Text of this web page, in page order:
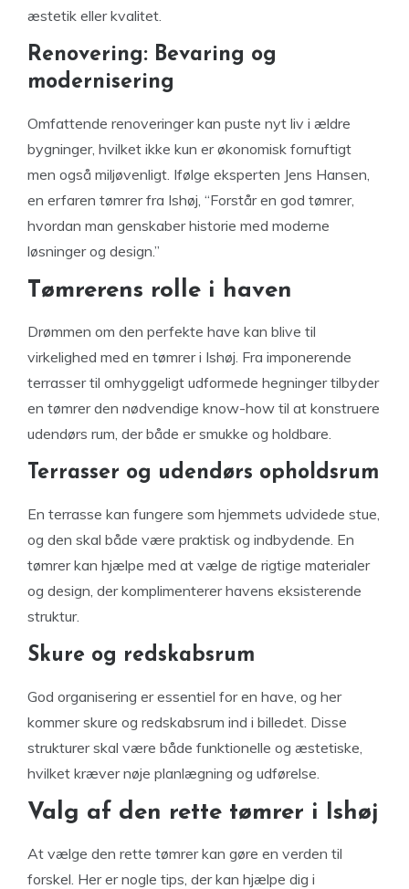
æstetik eller kvalitet.
Renovering: Bevaring og
modernisering
Omfattende renoveringer kan puste nyt liv i ældre
bygninger, hvilket ikke kun er økonomisk fornuftigt
men også miljøvenligt. Ifølge eksperten Jens Hansen,
en erfaren tømrer fra Ishøj, “Forstår en god tømrer,
hvordan man genskaber historie med moderne
løsninger og design.”
Tømrerens rolle i haven
Drømmen om den perfekte have kan blive til
virkelighed med en tømrer i Ishøj. Fra imponerende
terrasser til omhyggeligt udformede hegninger tilbyder
en tømrer den nødvendige know-how til at konstruere
udendørs rum, der både er smukke og holdbare.
Terrasser og udendørs opholdsrum
En terrasse kan fungere som hjemmets udvidede stue,
og den skal både være praktisk og indbydende. En
tømrer kan hjælpe med at vælge de rigtige materialer
og design, der komplimenterer havens eksisterende
struktur.
Skure og redskabsrum
God organisering er essentiel for en have, og her
kommer skure og redskabsrum ind i billedet. Disse
strukturer skal være både funktionelle og æstetiske,
hvilket kræver nøje planlægning og udførelse.
Valg af den rette tømrer i Ishøj
At vælge den rette tømrer kan gøre en verden til
forskel. Her er nogle tips, der kan hjælpe dig i